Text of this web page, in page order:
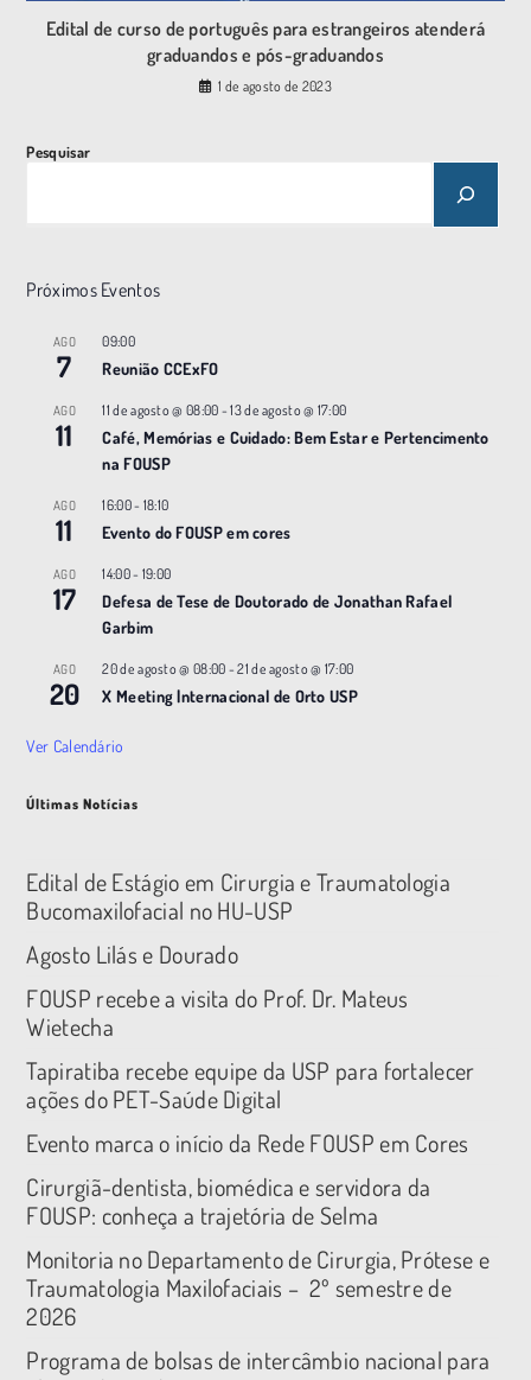
Edital de curso de português para estrangeiros atenderá
graduandos e pós-graduandos
1 de agosto de 2023
Pesquisar
Próximos Eventos
AGO
7
09:00
Reunião CCExFO
AGO
11
11 de agosto @ 08:00 -13 de agosto @ 17:00
Café, Memórias e Cuidado: Bem Estar e Pertencimento
na FOUSP
AGO
11
16:00- 18:10
Evento do FOUSP em cores
AGO
17
14:00- 19:00
Defesa de Tese de Doutorado de Jonathan Rafael
Garbim
AGO
20
20 de agosto @ 08:00 -21 de agosto @ 17:00
X Meeting |nternacional de Orto USP
Ver Calendário
Últimas Notícias
Edital de Estágio em Cirurgia e Traumatologia
Bucomaxilofacial no HU-USP
Agosto Lilás e Dourado
FOUSP recebe a visita do Prof. Dr. Mateus
Wietecha
Tapiratiba recebe equipe da USP para fortalecer
ações do PET-Saúde Digital
Evento marca o início da Rede FOUSP em Cores
Cirurgiã-dentista, biomédica e servidora da
FOUSP: conheça a trajetória de Selma
Monitoria no Departamento de Cirurgia, Prótese e
Traumatologia Maxilofaciais – 2º semestre de
2026
Programa de bolsas de intercâmbio nacional para